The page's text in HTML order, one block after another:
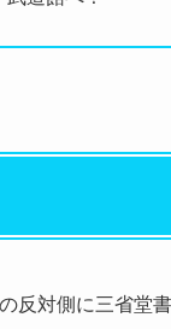
反対側に三省堂書